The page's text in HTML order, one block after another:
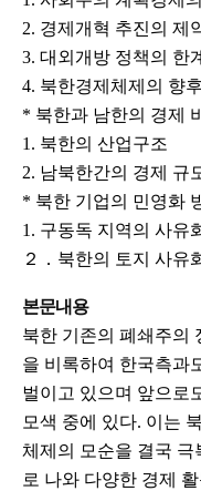
2. 경제개혁 추진의 제
3. 대외개방 정책의 한계
4. 북한경제체제의 향
* 북한과 남한의 경제
1. 북한의 산업구조
2. 남북한간의 경제 규
* 북한 기업의 민영화
1. 구동독 지역의 사유
２．북한의 토지 사유
본문내용
북한 기존의 폐쇄주의
을 비록하여 한국측과
벌이고 있으며 앞으로
모색 중에 있다. 이는
체제의 모순을 결국
로 나와 다양한 경제